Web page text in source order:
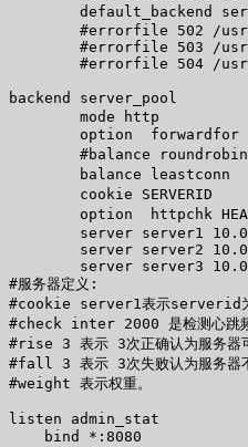
default_backend
#errorfile 502 /
#errorfile 503 /
#errorfile 504 /
backend server_pool
        mode http
option  forwardfor
#balance roundrobin
balance leastconn
cookie SERVERID
option  httpchk
server server1
server server2
server server3
#服务器定义:
#cookie server1表示serverid
#check inter 2000 是检测心
#rise 3 表示 3次正确认为服务器
#fall 3 表示 3次失败认为服务器
#weight 表示权重。
listen admin_stat
bind *:8080